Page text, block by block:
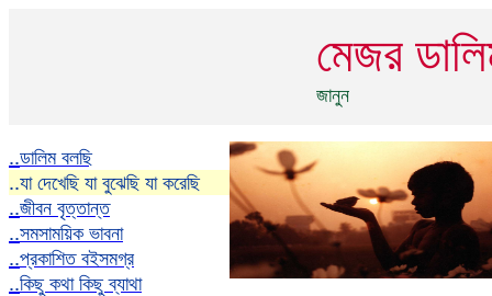
মেজর
জানুন
..ডালিম বলছি
..যা দেখেছি যা বুঝেছি যা করেছি
..জীবন বৃত্তান্ত
..সমসাময়িক ভাবনা
..প্রকাশিত বইসমগ্র
..কিছু কথা কিছু ব্যাথা